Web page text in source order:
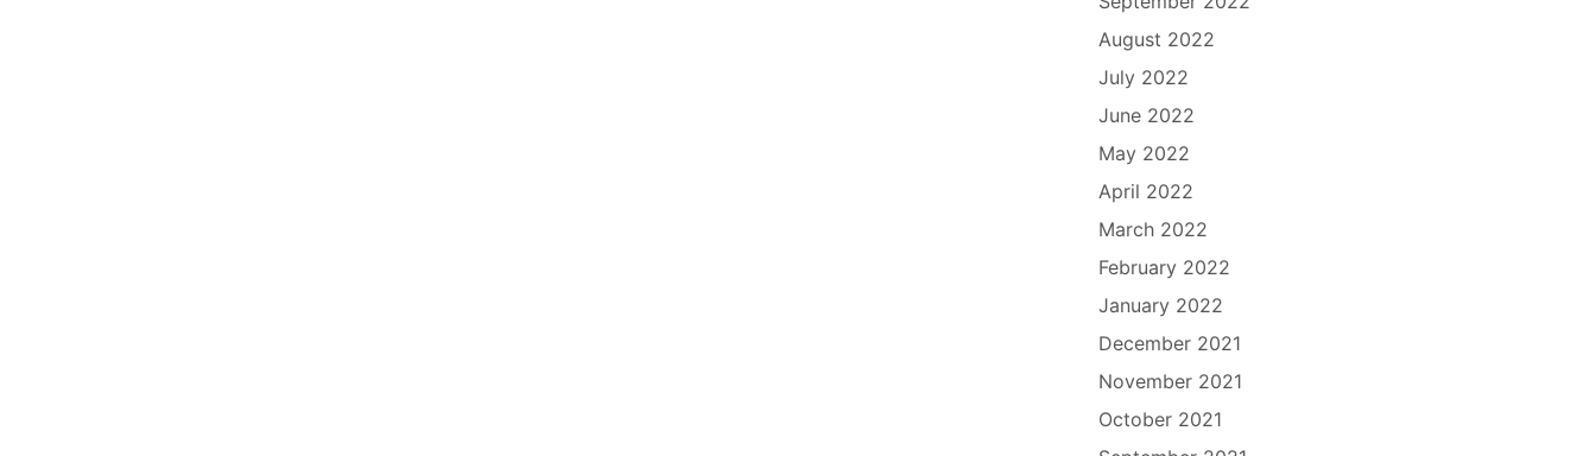
August 2022
July 2022
June 2022
May 2022
April 2022
March 2022
February 2022
January 2022
December 2021
November 2021
October 2021